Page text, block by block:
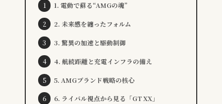
1. 電動で蘇る“AMGの魂”
2. 未来感を纏ったフォルム
3. 驚異の加速と駆動制御
4. 航続距離と充電インフラの備え
5. AMGブランド戦略の核心
6. ライバル視点から見る「GT XX」